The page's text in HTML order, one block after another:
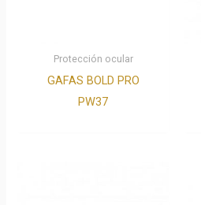
Protección ocular
GAFAS BOLD PRO
PW37